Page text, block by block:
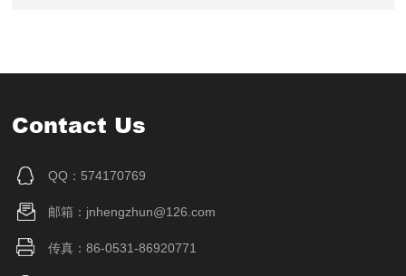
Contact Us
QQ：574170769
邮箱：jnhengzhun@126.com
传真：86-0531-86920771